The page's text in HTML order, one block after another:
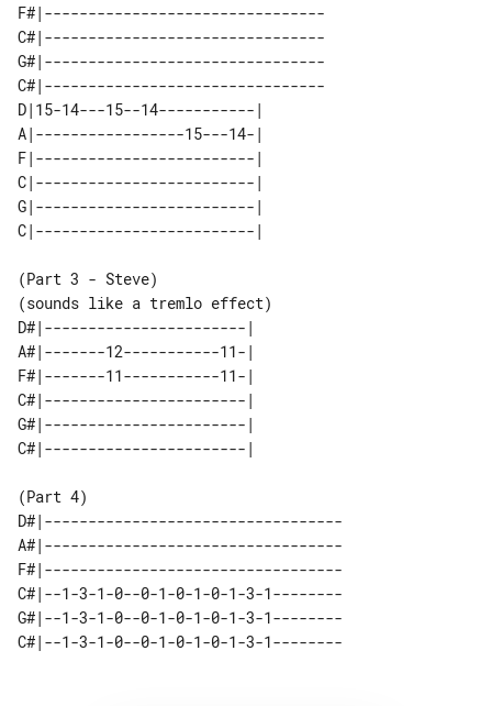
F#|--------------------------------
C#|--------------------------------
G#|--------------------------------
C#|--------------------------------
D|15-14---15--14-----------|
A|-----------------15---14-|
F|-------------------------|
C|-------------------------|
G|-------------------------|
(Part 3 - Steve)
D#|-----------------------|
A#|-------12-----------11-|
F#|-------11-----------11-|
C#|-----------------------|
G#|-----------------------|
D#|----------------------------------
A#|----------------------------------
F#|----------------------------------
C#|--1-3-1-0--0-1-0-1-0-1-3-1--------
G#|--1-3-1-0--0-1-0-1-0-1-3-1--------